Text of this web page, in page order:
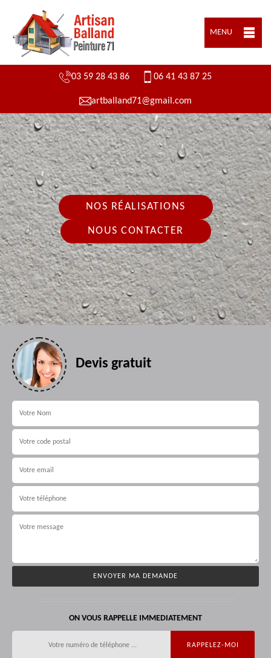
MENU
03 59 28 43 86 06 41 43 87 25
artballand71@gmail.com
NOS RÉALISATIONS
NOUS CONTACTER
Devis gratuit
ON VOUS RAPPELLE IMMEDIATEMENT